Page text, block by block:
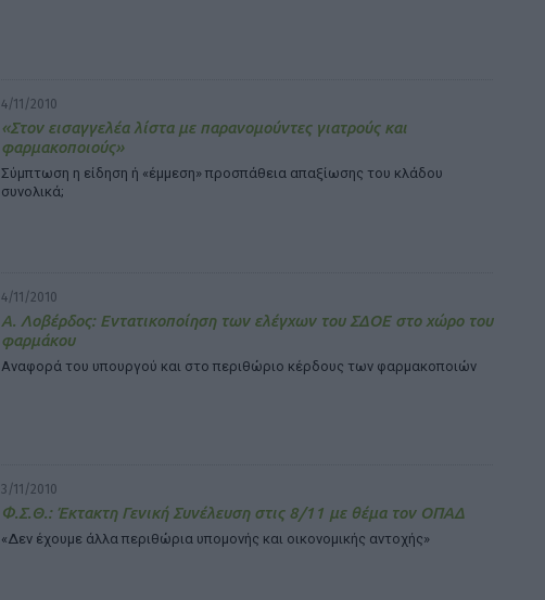
4/11/2010
«Στον εισαγγελέα λίστα με παρανομούντες γιατρούς και
φαρμακοποιούς»
Σύμπτωση η είδηση ή «έμμεση» προσπάθεια απαξίωσης του κλάδου
συνολικά;
4/11/2010
Α. Λοβέρδος: Εντατικοποίηση των ελέγχων του ΣΔΟΕ στο χώρο του
φαρμάκου
Αναφορά του υπουργού και στο περιθώριο κέρδους των φαρμακοποιών
3/11/2010
Φ.Σ.Θ.: Έκτακτη Γενική Συνέλευση στις 8/11 με θέμα τον ΟΠΑΔ
«Δεν έχουμε άλλα περιθώρια υπομονής και οικονομικής αντοχής»